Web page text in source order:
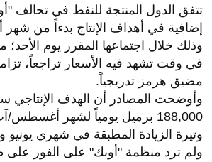
تتفق الدول المنتجة للنفط في تحالف
إضافية في أهداف الإنتاج بدءاً من
وذلك خلال اجتماعها المقرر يوم الأحد؛
في وقت تشهد فيه الأسعار تراجعاً،
مضيق هرمز تدريجياً.
وأوضحت المصادر أن الهدف الإنتاجي
188,000 برميل يومياً لشهر
وتيرة الزيادة المطبقة في شهري يونيو
ولم ترد منظمة "أوبك" على الفور على